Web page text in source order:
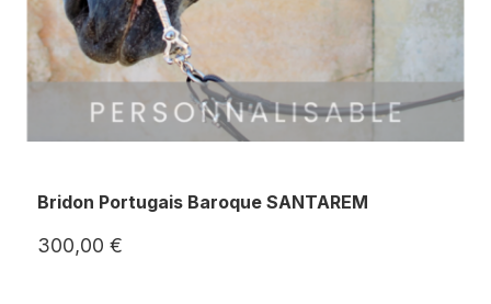
Bridon Portugais Baroque SANTAREM
300,00 €